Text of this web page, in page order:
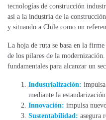
tecnologías de construcción
así a la industria de la
y situando a Chile como un
La hoja de ruta se basa en la
de los pilares de la
fundamentales para alcanzar un
Industrialización:
mediante la
Innovación: impulsa
Sustentabilidad: asegura